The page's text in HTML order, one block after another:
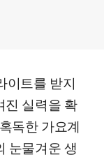
이트를 받지
진 실력을 확
독한 가요계
눈물겨운 생